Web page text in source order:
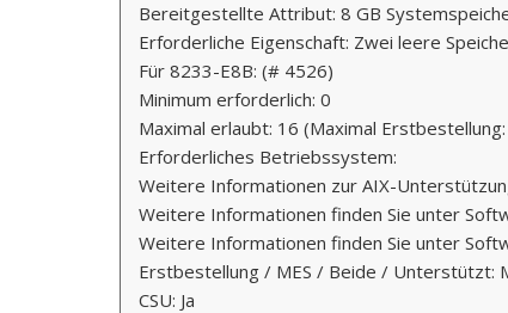
Bereitgestellte Attribut: 8 GB
Erforderliche Eigenschaft: Zwei leere
Für 8233-E8B: (# 4526)
Minimum erforderlich: 0
Maximal erlaubt: 16 (Maximal
Erforderliches Betriebssystem:
Weitere Informationen zur AIX-
Weitere Informationen finden Sie unter
Weitere Informationen finden Sie unter
Erstbestellung / MES / Beide / Unterstützt:
CSU: Ja